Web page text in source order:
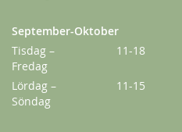
229,00 kr
Från
September-Oktober
Tisdag –
Fredag
11-18
Lördag –
Söndag
11-15